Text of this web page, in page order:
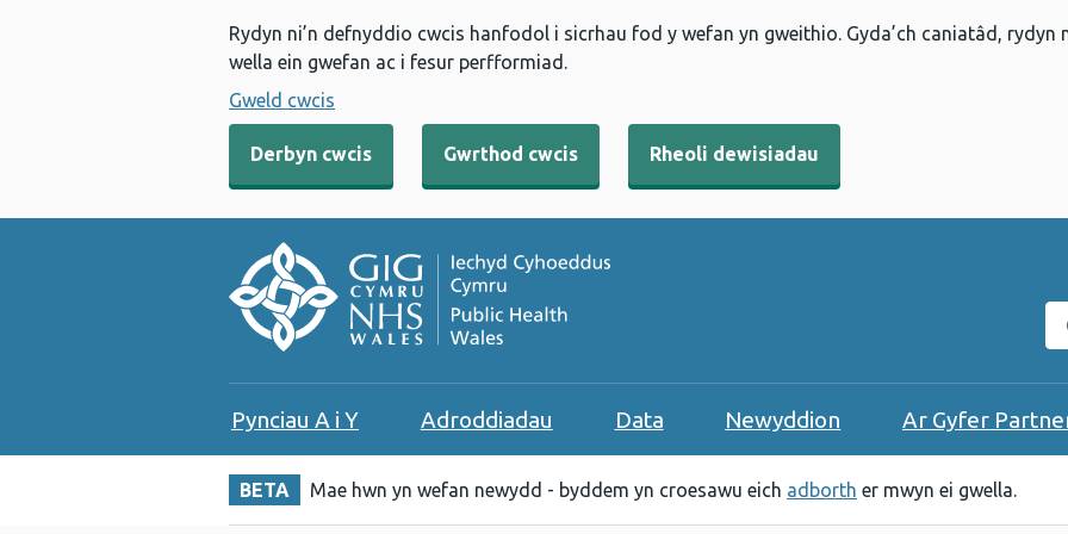
Rydyn ni’n defnyddio cwcis hanfodol i sicrhau fod y wefan yn gweithio. Gyda’ch caniatâd,
wella ein gwefan ac i fesur perfformiad.
Gweld cwcis
Derbyn cwcis Gwrthod cwcis Rheoli dewisiadau
Pynciau A i Y Adroddiadau Data Newyddion Ar Gyfer
BETA Mae hwn yn wefan newydd - byddem yn croesawu eich adborth er mwyn ei gwella.